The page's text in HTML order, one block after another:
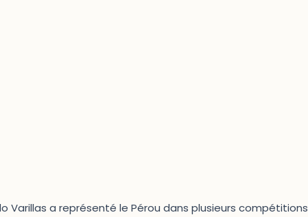
Varillas a représenté le Pérou dans plusieurs compétitions